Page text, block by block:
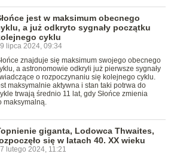
jest w maksimum obecnego
a już odkryto sygnały początku
cyklu
lipca 2024, 09:34
znajduje się maksimum swojego obecnego
a astronomowie odkryli już pierwsze sygnały
o rozpoczynaniu się kolejnego cyklu.
maksymalnie aktywna i stan taki potrwa do
trwają średnio 11 lat, gdy Słońce zmienia
maksymalną.
giganta, Lodowca Thwaites,
się w latach 40. XX wieku
lutego 2024, 11:21